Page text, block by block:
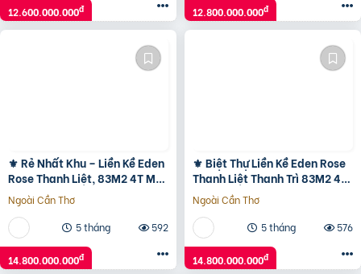
12.600.000.000đ 12.800.000.000đ
⚜️ Rẻ Nhất Khu – Liền Kề Eden
Rose Thanh Liệt, 83M2 4T Mt
5M Chỉ 14.8 Tỷ ⚜️
Ngoài Cần Thơ
5 tháng
592
14.800.000.000đ
⚜️ Biệt Thự Liền Kề Eden Rose
Thanh Liệt Thanh Trì 83M2 4T
Mt 5M Chỉ 14.8 Tỷ ⚜️
Ngoài Cần Thơ
5 tháng
576
14.800.000.000đ